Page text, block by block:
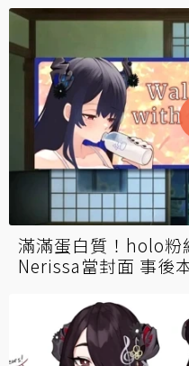
滿滿蛋白質！holo粉
Nerissa當封面 事後